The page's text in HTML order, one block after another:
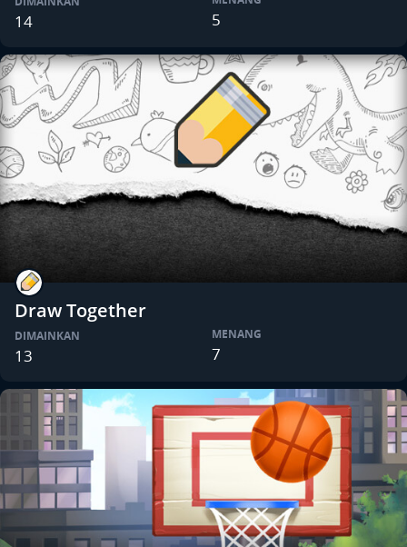
14 5
Draw Together
DIMAINKAN
13
MENANG
7